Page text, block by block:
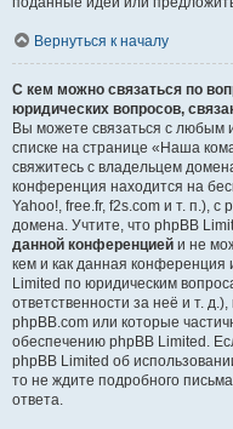
Вернуться к началу
С кем можно связаться по
юридических вопросов,
Вы можете связаться с любым
списке на странице «Наша
свяжитесь с владельцем
конференция находится на
Yahoo!, free.fr, f2s.com и т. п.), с
домена. Учтите, что phpBB
данной конференцией и не
кем и как данная конференция
Limited по юридическим
ответственности за неё и т.
phpBB.com или которые
обеспечению phpBB Limited.
phpBB Limited об
то не ждите подробного
ответа.